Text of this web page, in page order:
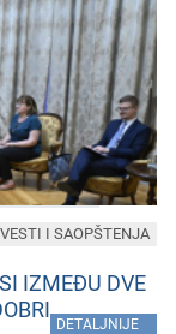
IZMEĐU DVE
DETALJNIJE
VESTI I SAOPŠTENJA